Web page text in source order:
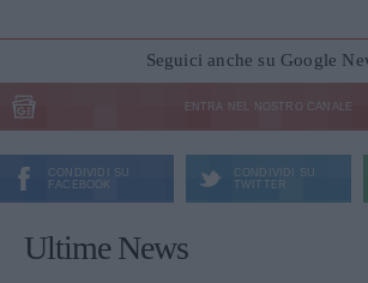
Seguici anche su Google
ENTRA NEL NOSTRO CANALE
CONDIVIDI SU
FACEBOOK
CONDIVIDI SU
TWITTER
Ultime News